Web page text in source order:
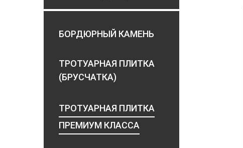
БОРДЮРНЫЙ КАМЕНЬ
ТРОТУАРНАЯ ПЛИТКА
(БРУСЧАТКА)
ТРОТУАРНАЯ ПЛИТКА
ПРЕМИУМ КЛАССА